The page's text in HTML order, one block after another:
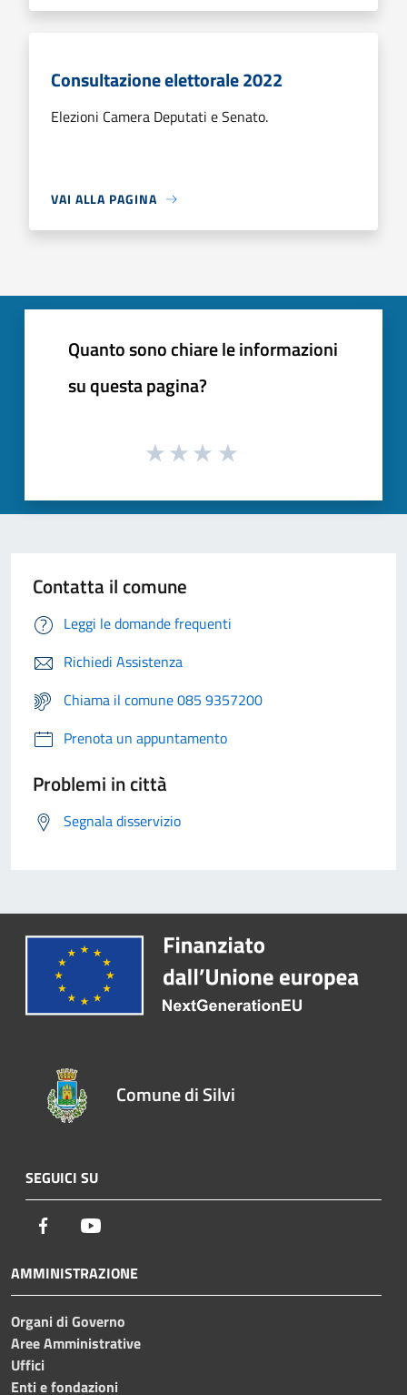
Consultazione elettorale 2022
Elezioni Camera Deputati e Senato.
VAI ALLA PAGINA
Quanto sono chiare le informazioni
su questa pagina?
Contatta il comune
Leggi le domande frequenti
Richiedi Assistenza
Chiama il comune 085 9357200
Prenota un appuntamento
Problemi in città
Segnala disservizio
Comune di Silvi
SEGUICI SU
Facebook
AMMINISTRAZIONE
Organi di Governo
Aree Amministrative
Uffici
Enti e fondazioni